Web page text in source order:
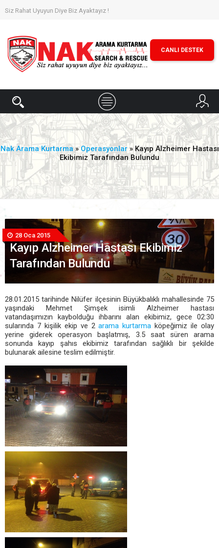
Siz Rahat Uyuyun Diye Biz Ayaktayız !
CANLI DESTEK
Nak Arama Kurtarma»Operasyonlar » Kayıp Alzheimer Hastası
Ekibimiz Tarafından Bulundu
28 Oca 2015
Kayıp Alzheimer Hastası Ekibimiz
Tarafından Bulundu
28.01.2015 tarihinde Nilüfer ilçesinin Büyükbalıklı mahallesinde 75
yaşındaki Mehmet Şimşek isimli Alzheimer hastası
vatandaşımızın kaybolduğu ihbarını alan ekibimiz, gece 02:30
sularında 7 kişilik ekip ve 2arama kurtarma köpeğimiz ile olay
yerine giderek operasyon başlatmış, 3.5 saat süren arama
sonunda kayıp şahıs ekibimiz tarafından sağlıklı bir şekilde
bulunarak ailesine teslim edilmiştir.